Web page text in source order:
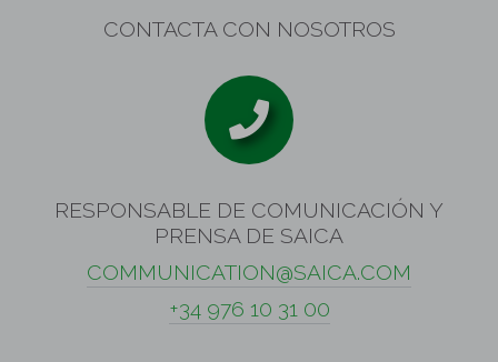
CONTACTA CON NOSOTROS
RESPONSABLE DE COMUNICACIÓN Y
PRENSA DE SAICA
COMMUNICATION@SAICA.COM
+34 976 10 31 00